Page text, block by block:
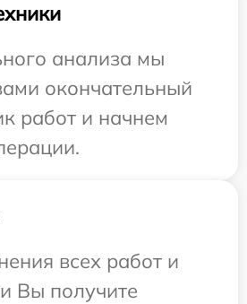
анализа мы
окончательный
работ и начнем
всех работ и
Вы получите